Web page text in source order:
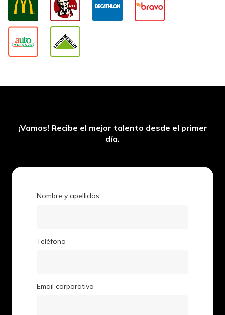
¡Vamos! Recibe el mejor talento desde el primer
día.
Nombre y apellidos
Teléfono
Email corporativo